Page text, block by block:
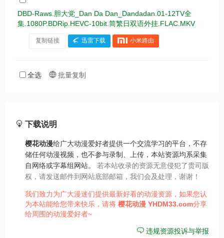
DBD-Raws.胆大党_Dan Da Dan_Dandadan.01-12TV全
集.1080P.BDRip.HEVC-10bit.简繁日双语外挂.FLAC.MKV
复制链接 迅雷下载 小米路由
全选 批量复制
下载说明
樱花动漫给广大动漫爱好者提供一个交流学习的平台，不存
储任何动漫视频，也不参与录制、上传，本站资源均系采集
自网络或字幕组网站。 若本站收录的资源无意侵犯了贵司版
权，请发送邮件到网站底部邮箱，我们会及处理，谢谢！
我们致力为广大漫迷们提供最新好看的动漫资源，如果您认
为本站能给您带来快乐，请将 樱花动漫 YHDM33.com分享
给周围的动漫爱好者~
违规资源投诉与举报